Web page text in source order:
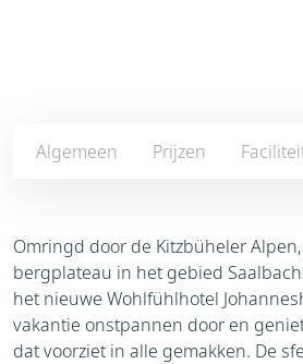
Algemeen Prijzen
Omringd door de Kitzbüheler
bergplateau in het gebied
het nieuwe Wohlfühlhotel
vakantie onstpannen door en
dat voorziet in alle gemakken. De